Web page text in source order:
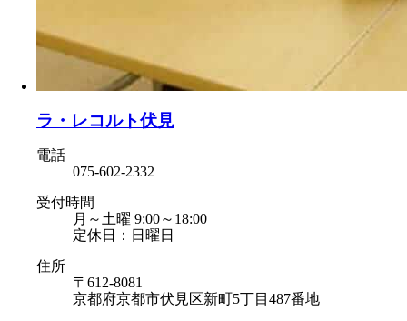
ラ・レコルト伏見
電話
075-602-2332
受付時間
月～土曜 9:00～18:00
定休日：日曜日
住所
〒612-8081
京都府京都市伏見区新町5丁目487番地